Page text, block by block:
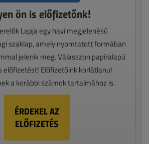
ön is előfizetőnk!
Lapja egy havi megjelenésű
szaklap, amely nyomtatott formában
jelenik meg. Válasszon papíralapú
előfizetést! Előfizetőink korlátlanul
a korábbi számok tartalmához is.
ÉRDEKEL AZ
ELŐFIZETÉS